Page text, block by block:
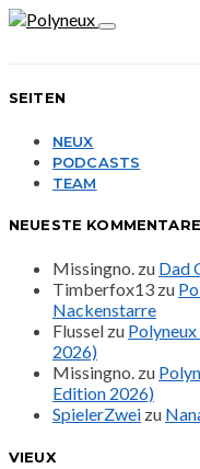
SEITEN
NEUX
PODCASTS
TEAM
NEUESTE KOMMENTARE
Missingno. zu Dad
Timberfox13 zu
Nackenstarre
Flussel zu
2026)
Missingno. zu
Edition 2026)
SpielerZwei zu
VIEUX